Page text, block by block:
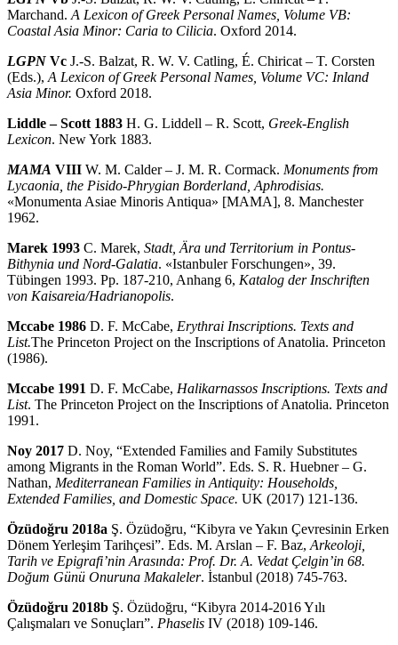
Marchand. A Lexicon of Greek Personal Names, Volume VB:
Coastal Asia Minor: Caria to Cilicia. Oxford 2014.
LGPN Vc J.-S. Balzat, R. W. V. Catling, É. Chiricat – T. Corsten
(Eds.), A Lexicon of Greek Personal Names, Volume VC: Inland
Asia Minor. Oxford 2018.
Liddle – Scott 1883 H. G. Liddell – R. Scott, Greek-English
Lexicon. New York 1883.
MAMA VIII W. M. Calder – J. M. R. Cormack. Monuments from
Lycaonia, the Pisido-Phrygian Borderland, Aphrodisias.
«Monumenta Asiae Minoris Antiqua» [MAMA], 8. Manchester
1962.
Marek 1993 C. Marek, Stadt, Ära und Territorium in Pontus-
Bithynia und Nord-Galatia. «Istanbuler Forschungen», 39.
Tübingen 1993. Pp. 187-210, Anhang 6, Katalog der Inschriften
von Kaisareia/Hadrianopolis.
Mccabe 1986 D. F. McCabe, Erythrai Inscriptions. Texts and
List.The Princeton Project on the Inscriptions of Anatolia. Prince­ton
(1986).
Mccabe 1991 D. F. McCabe, Halikarnassos Inscriptions. Texts and
List. The Princeton Project on the Inscriptions of Anatolia. Princeton
1991.
Noy 2017 D. Noy, “Extended Families and Family Substitutes
among Migrants in the Roman World”. Eds. S. R. Huebner – G.
Nathan, Mediterranean Families in Antiquity: Households,
Extended Families, and Domestic Space. UK (2017) 121-136.
Özüdoğru 2018a Ş. Özüdoğru, “Kibyra ve Yakın Çevresinin Erken
Dönem Yerleşim Tarihçe­si”. Eds. M. Arslan – F. Baz, Arkeoloji,
Tarih ve Epigrafi’nin Arasında: Prof. Dr. A. Vedat Çelgin’in 68.
Doğum Günü Onuruna Makaleler. İstanbul (2018) 745-763.
Özüdoğru 2018b Ş. Özüdoğru, “Kibyra 2014-2016 Yılı
Çalışmaları ve Sonuçları”. Phaselis IV (2018) 109-146.